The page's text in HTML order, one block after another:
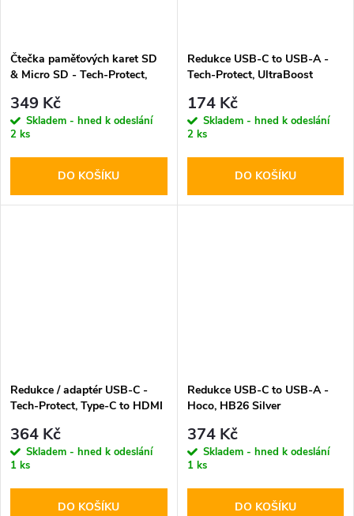
Čtečka paměťových karet SD
& Micro SD - Tech-Protect,
349 Kč
Skladem - hned k odeslání
2 ks
DO KOŠÍKU
Redukce USB-C to USB-A -
Tech-Protect, UltraBoost
174 Kč
Skladem - hned k odeslání
2 ks
DO KOŠÍKU
Redukce / adaptér USB-C -
Tech-Protect, Type-C to HDMI
364 Kč
Skladem - hned k odeslání
1 ks
DO KOŠÍKU
Redukce USB-C to USB-A -
Hoco, HB26 Silver
374 Kč
Skladem - hned k odeslání
1 ks
DO KOŠÍKU